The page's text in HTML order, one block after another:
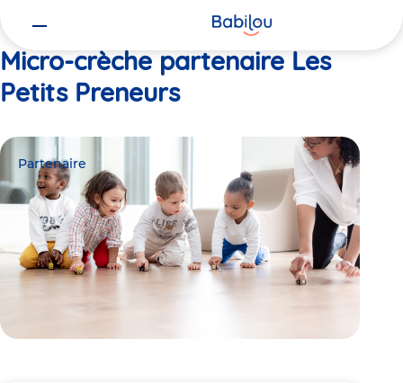
Micro-crèche partenaire Les
Petits Preneurs
Partenaire